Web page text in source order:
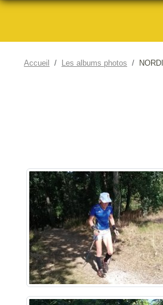
Accueil Les albums photos